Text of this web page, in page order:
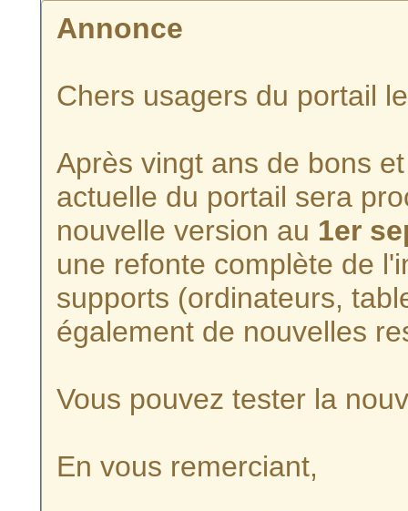
Annonce
Chers usagers du portail
Après vingt ans de bons
actuelle du portail sera
nouvelle version au 1er
une refonte complète de
supports (ordinateurs,
également de nouvelles
Vous pouvez tester la
En vous remerciant,